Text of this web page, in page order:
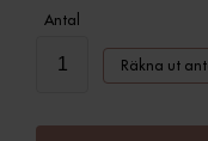
Antal
Räkna ut